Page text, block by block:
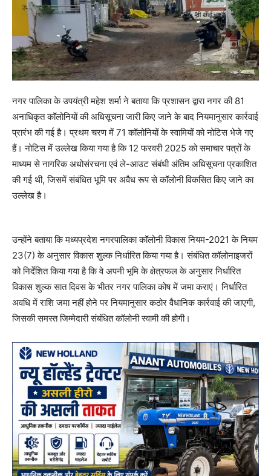
नगर पालिका के उपयंत्री महेश शर्मा ने बताया कि प्रशासन द्वारा नगर की 81
अनाधिकृत कॉलोनियों की अधिसूचना जारी किए जाने के बाद नियमानुसार कार्रवाई
प्रारंभ की गई है। प्रथम चरण में 71 कॉलोनियों के स्वामियों को नोटिस भेजे गए
हैं। नोटिस में उल्लेख किया गया है कि 12 फरवरी 2025 को समाचार पत्रों के
माध्यम से नागरिक अधोसंरचना एवं ले-आउट संबंधी अंतिम अधिसूचना प्रकाशित
की गई थी, जिसमें संबंधित भूमि पर अवैध रूप से कॉलोनी विकसित किए जाने का
उल्लेख है।
उन्होंने बताया कि मध्यप्रदेश नगरपालिका कॉलोनी विकास नियम-2021 के नियम
23(7) के अनुसार विकास शुल्क निर्धारित किया गया है। संबंधित कॉलोनाइजरों
को निर्देशित किया गया है कि वे अपनी भूमि के क्षेत्रफल के अनुसार निर्धारित
विकास शुल्क सात दिवस के भीतर नगर पालिका कोष में जमा कराएं। निर्धारित
अवधि में राशि जमा नहीं होने पर नियमानुसार कठोर वैधानिक कार्रवाई की जाएगी,
जिसकी समस्त जिम्मेदारी संबंधित कॉलोनी स्वामी की होगी।